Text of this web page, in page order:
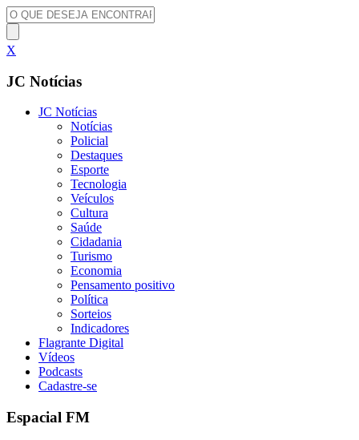
X
JC Notícias
JC Notícias
Notícias
Policial
Destaques
Esporte
Tecnologia
Veículos
Cultura
Saúde
Cidadania
Turismo
Economia
Pensamento positivo
Política
Sorteios
Indicadores
Flagrante Digital
Vídeos
Podcasts
Cadastre-se
Espacial FM